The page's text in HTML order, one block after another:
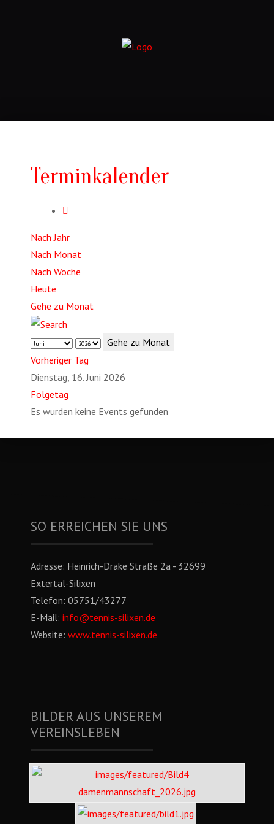
Terminkalender
Nach Jahr
Nach Monat
Nach Woche
Heute
Gehe zu Monat
Gehe zu Monat
Vorheriger Tag
Dienstag, 16. Juni 2026
Folgetag
Es wurden keine Events gefunden
SO ERREICHEN SIE UNS
Adresse: Heinrich-Drake Straße 2a - 32699
Extertal-Silixen
Telefon: 05751/43277
E-Mail: info@tennis-silixen.de
Website: www.tennis-silixen.de
BILDER AUS UNSEREM
VEREINSLEBEN